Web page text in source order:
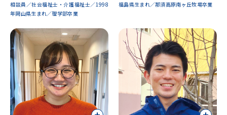
相談員／社会福祉士・介護福祉士／1998
年岡山県生まれ／理学部卒業
福島県生まれ／那須高原南ヶ丘牧場卒業